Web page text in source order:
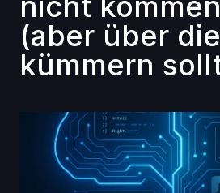
(aber über
kümmern